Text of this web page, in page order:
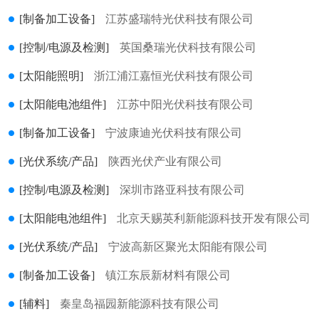
[制备加工设备] 江苏盛瑞特光伏科技有限公司
[控制/电源及检测] 英国桑瑞光伏科技有限公司
[太阳能照明] 浙江浦江嘉恒光伏科技有限公司
[太阳能电池组件] 江苏中阳光伏科技有限公司
[制备加工设备] 宁波康迪光伏科技有限公司
[光伏系统/产品] 陕西光伏产业有限公司
[控制/电源及检测] 深圳市路亚科技有限公司
[太阳能电池组件] 北京天赐英利新能源科技开发有限公司
[光伏系统/产品] 宁波高新区聚光太阳能有限公司
[制备加工设备] 镇江东辰新材料有限公司
[辅料] 秦皇岛福园新能源科技有限公司